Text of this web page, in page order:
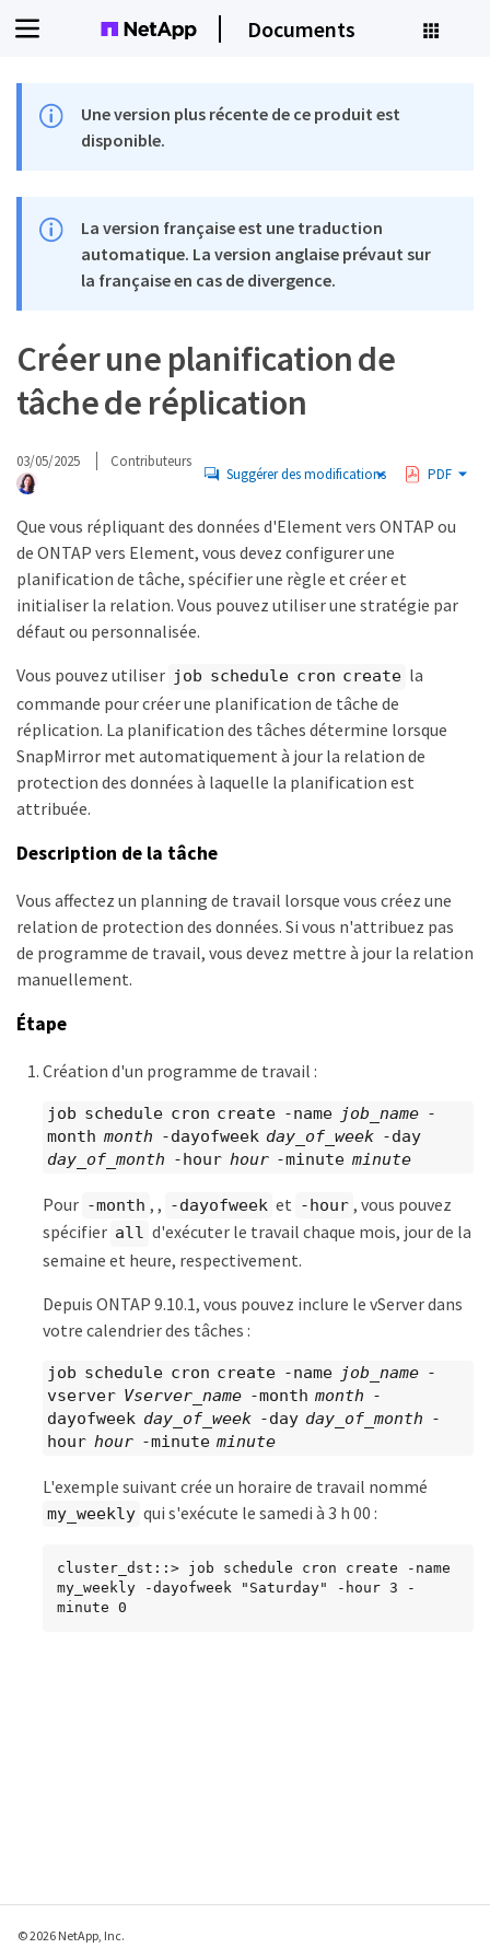
Documents
Une version plus récente de ce produit est
disponible.
La version française est une traduction
automatique. La version anglaise prévaut sur
la française en cas de divergence.
Créer une planification de
tâche de réplication
03/05/2025 Contributeurs
Suggérer des modifications PDF
Que vous répliquant des données d'Element vers ONTAP ou
de ONTAP vers Element, vous devez configurer une
planification de tâche, spécifier une règle et créer et
initialiser la relation. Vous pouvez utiliser une stratégie par
défaut ou personnalisée.
Vous pouvez utiliser job schedule cron create la
commande pour créer une planification de tâche de
réplication. La planification des tâches détermine lorsque
SnapMirror met automatiquement à jour la relation de
protection des données à laquelle la planification est
attribuée.
Description de la tâche
Vous affectez un planning de travail lorsque vous créez une
relation de protection des données. Si vous n'attribuez pas
de programme de travail, vous devez mettre à jour la relation
manuellement.
Étape
Création d'un programme de travail :
job schedule cron create -name job_name-
month month -dayofweek day_of_week -day
day_of_month -hour hour-minute minute
Pour -month , , -dayofweek et -hour , vous pouvez
spécifier all d'exécuter le travail chaque mois, jour de la
semaine et heure, respectivement.
Depuis ONTAP 9.10.1, vous pouvez inclure le vServer dans
votre calendrier des tâches :
job schedule cron create -name job_name-
vserver Vserver_name-monthmonth -
dayofweek day_of_week-day day_of_month -
hour hour-minuteminute
L'exemple suivant crée un horaire de travail nommé
my_weekly qui s'exécute le samedi à 3 h 00 :
cluster_dst::> job schedule cron create -name
my_weekly -dayofweek "Saturday" -hour 3 -
minute 0
© 2026 NetApp, Inc.